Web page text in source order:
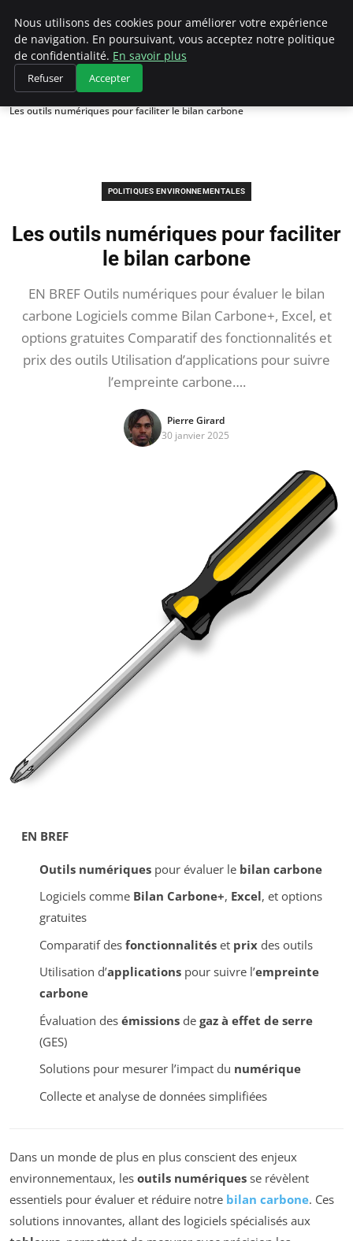
Climategatecountryclub.com
Accueil
Politiques environnementales
Les outils numériques pour faciliter le bilan carbone
POLITIQUES ENVIRONNEMENTALES
Les outils numériques pour faciliter
le bilan carbone
EN BREF Outils numériques pour évaluer le bilan
carbone Logiciels comme Bilan Carbone+, Excel, et
options gratuites Comparatif des fonctionnalités et
prix des outils Utilisation d’applications pour suivre
l’empreinte carbone….
Pierre Girard
30 janvier 2025
EN BREF
Outils numériquespour évaluer le bilan carbone
Logiciels comme Bilan Carbone+, Excel, et options
gratuites
Comparatif des fonctionnalitéset prixdes outils
Utilisation d’applicationspour suivre l’empreinte
carbone
Évaluation des émissionsde gaz à effet de serre
(GES)
Solutions pour mesurer l’impact du numérique
Collecte et analyse de données simplifiées
Dans un monde de plus en plus conscient des enjeux
environnementaux, les outils numériques se révèlent
essentiels pour évaluer et réduire notre bilan carbone. Ces
solutions innovantes, allant des logiciels spécialisés aux
Nous utilisons des cookies pour améliorer votre expérience
de navigation. En poursuivant, vous acceptez notre politique
de confidentialité. En savoir plus
Refuser Accepter